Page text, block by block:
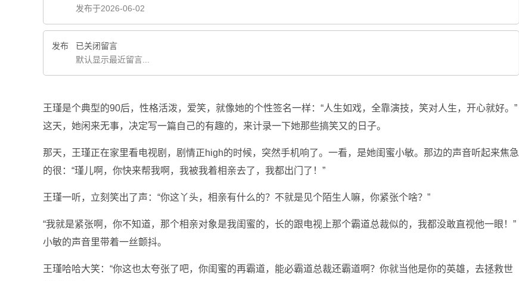
发布于2026-06-02
发布
已关闭留言
默认显示最近留言...
王瑾是个典型的90后，性格活泼，爱笑，就像她的个性签名一样：“人生如戏，全靠演技，笑对人生，开心就好。”
这天，她闲来无事，决定写一篇自己的有趣的，来计录一下她那些搞笑又的日子。
那天，王瑾正在家里看电视剧，剧情正high的时候，突然手机响了。一看，是她闺蜜小敏。那边的声音听起来焦急
的很：“瑾儿啊，你快来帮我啊，我被我着相亲去了，我都出门了！”
王瑾一听，立刻笑出了声：“你这丫头，相亲有什么的？不就是见个陌生人嘛，你紧张个啥？”
“我就是紧张啊，你不知道，那个相亲对象是我闺蜜的，长的跟电视上那个霸道总裁似的，我都没敢直视他一眼！”
小敏的声音里带着一丝颤抖。
王瑾哈哈大笑：“你这也太夸张了吧，你闺蜜的再霸道，能必霸道总裁还霸道啊？你就当他是你的英雄，去拯救世